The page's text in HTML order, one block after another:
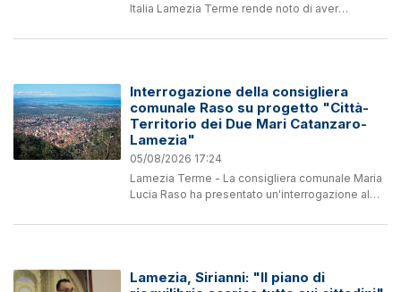
Italia Lamezia Terme rende noto di aver
appello civico alla Presidente del Consiglio
Interrogazione della consigliera
comunale Raso su progetto "Città-
Territorio dei Due Mari Catanzaro-
Lamezia"
05/08/2026 17:24
Lamezia Terme - La consigliera comunale Maria
Lucia Raso ha presentato un'interrogazione al
Grandinetti, e al sindaco Mario Murone sul
Lamezia, Sirianni: "Il piano di